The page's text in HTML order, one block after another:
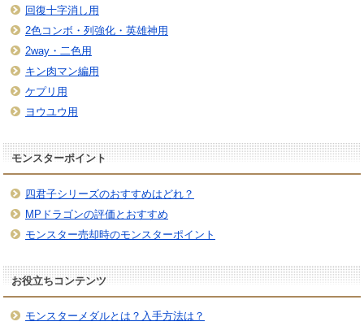
回復十字消し用
2色コンボ・列強化・英雄神用
2way・二色用
キン肉マン編用
ケプリ用
ヨウユウ用
モンスターポイント
四君子シリーズのおすすめはどれ？
MPドラゴンの評価とおすすめ
モンスター売却時のモンスターポイント
お役立ちコンテンツ
モンスターメダルとは？入手方法は？